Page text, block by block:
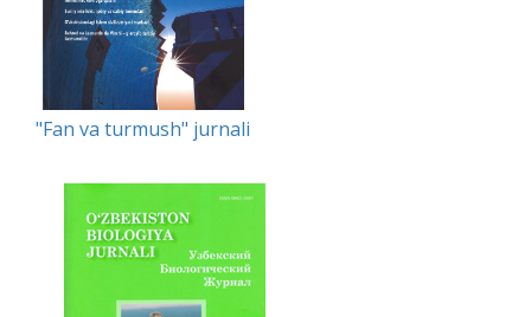
"Fan va turmush" jurnali